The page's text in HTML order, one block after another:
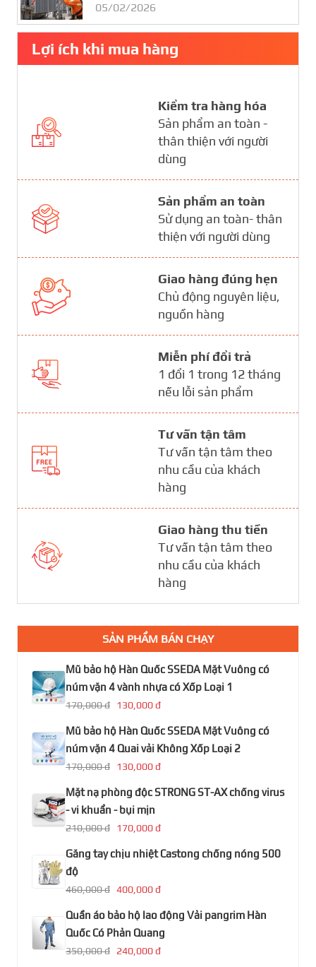
05/02/2026
Lợi ích khi mua hàng
Kiểm tra hàng hóa
Sản phẩm an toàn -
thân thiện với người
dùng
Sản phẩm an toàn
Sử dụng an toàn- thân
thiện với người dùng
Giao hàng đúng hẹn
Chủ động nguyên liệu,
nguồn hàng
Miễn phí đổi trả
1 đổi 1 trong 12 tháng
nếu lỗi sản phẩm
Tư vấn tận tâm
Tư vấn tận tâm theo
nhu cầu của khách
hàng
Giao hàng thu tiền
Tư vấn tận tâm theo
nhu cầu của khách
hàng
SẢN PHẨM BÁN CHẠY
Mũ bảo hộ Hàn Quốc SSEDA Mặt Vuông có
núm vặn 4 vành nhựa có Xốp Loại 1
170,000 đ 130,000 đ
Mũ bảo hộ Hàn Quốc SSEDA Mặt Vuông có
núm vặn 4 Quai vải Không Xốp Loại 2
170,000 đ 130,000 đ
Mặt nạ phòng độc STRONG ST-AX chống virus
- vi khuẩn - bụi mịn
210,000 đ 170,000 đ
Găng tay chịu nhiệt Castong chống nóng 500
độ
460,000 đ 400,000 đ
Quần áo bảo hộ lao động Vải pangrim Hàn
Quốc Có Phản Quang
350,000 đ 240,000 đ